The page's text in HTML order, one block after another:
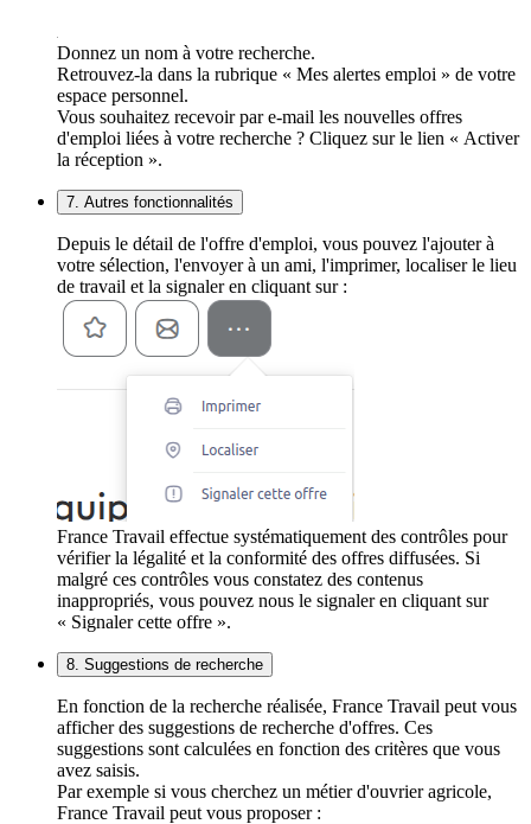
Donnez un nom à votre recherche.
Retrouvez-la dans la rubrique « Mes alertes emploi » de votre
espace personnel.
Vous souhaitez recevoir par e-mail les nouvelles offres
d'emploi liées à votre recherche ? Cliquez sur le lien « Activer
la réception ».
7. Autres fonctionnalités
Depuis le détail de l'offre d'emploi, vous pouvez l'ajouter à
votre sélection, l'envoyer à un ami, l'imprimer, localiser le lieu
de travail et la signaler en cliquant sur :
France Travail effectue systématiquement des contrôles pour
vérifier la légalité et la conformité des offres diffusées. Si
malgré ces contrôles vous constatez des contenus
inappropriés, vous pouvez nous le signaler en cliquant sur
« Signaler cette offre ».
8. Suggestions de recherche
En fonction de la recherche réalisée, France Travail peut vous
afficher des suggestions de recherche d'offres. Ces
suggestions sont calculées en fonction des critères que vous
avez saisis.
Par exemple si vous cherchez un métier d'ouvrier agricole,
France Travail peut vous proposer :